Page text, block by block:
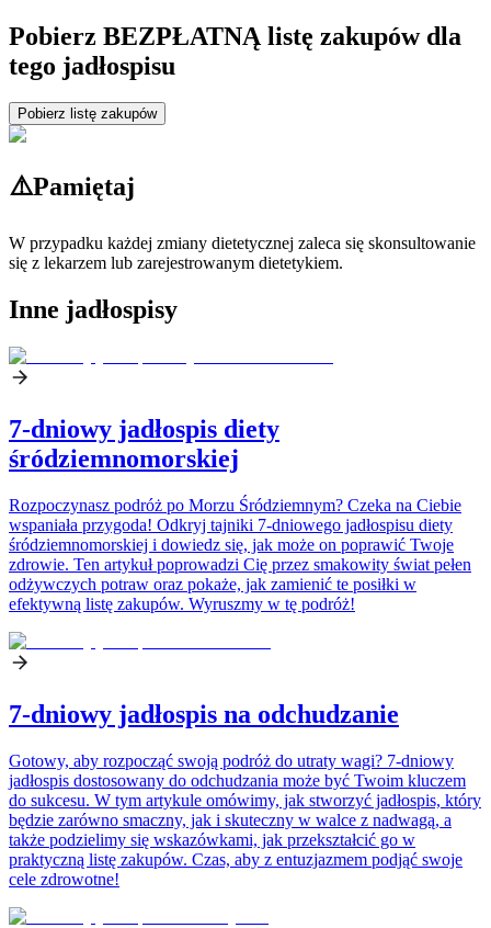
Pobierz BEZPŁATNĄ listę zakupów dla
tego jadłospisu
Pobierz listę zakupów
⚠️Pamiętaj
W przypadku każdej zmiany dietetycznej zaleca się skonsultowanie
się z lekarzem lub zarejestrowanym dietetykiem.
Inne jadłospisy
7-dniowy jadłospis diety
śródziemnomorskiej
Rozpoczynasz podróż po Morzu Śródziemnym? Czeka na Ciebie
wspaniała przygoda! Odkryj tajniki 7-dniowego jadłospisu diety
śródziemnomorskiej i dowiedz się, jak może on poprawić Twoje
zdrowie. Ten artykuł poprowadzi Cię przez smakowity świat pełen
odżywczych potraw oraz pokaże, jak zamienić te posiłki w
efektywną listę zakupów. Wyruszmy w tę podróż!
7-dniowy jadłospis na odchudzanie
Gotowy, aby rozpocząć swoją podróż do utraty wagi? 7-dniowy
jadłospis dostosowany do odchudzania może być Twoim kluczem
do sukcesu. W tym artykule omówimy, jak stworzyć jadłospis, który
będzie zarówno smaczny, jak i skuteczny w walce z nadwagą, a
także podzielimy się wskazówkami, jak przekształcić go w
praktyczną listę zakupów. Czas, aby z entuzjazmem podjąć swoje
cele zdrowotne!